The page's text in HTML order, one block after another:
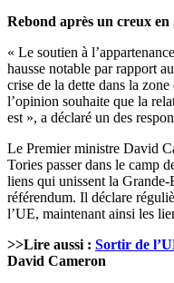
Rebond après un creux en
« Le soutien à
hausse notable par rapport
crise de la dette dans la
l’opinion souhaite que la
est », a déclaré un des
Le Premier ministre David
Tories passer dans le camp
liens qui unissent la Grande-
référendum. Il déclare
l’UE, maintenant ainsi les
>>Lire aussi : Sortir de
David Cameron